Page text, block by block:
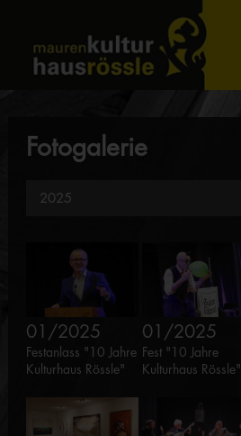
Fotogalerie
01/2025
Festanlass "10 Jahre
Kulturhaus Rössle"
01/2025
Fest "10 Jahre
Kulturhaus Rössle"